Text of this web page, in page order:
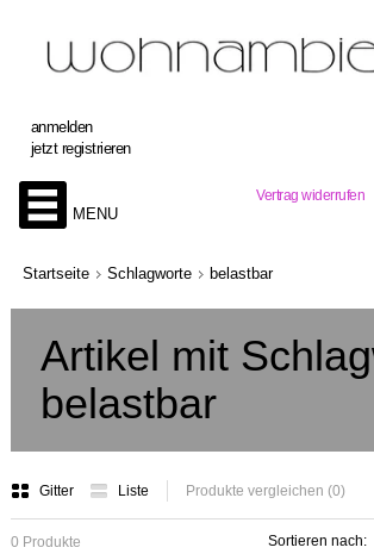
Vertrag widerrufen
anmelden
jetzt registrieren
MENU
Startseite Schlagworte belastbar
Artikel mit
belastbar
Gitter Liste Produkte vergleichen (0)
Sortieren nach:
0 Produkte